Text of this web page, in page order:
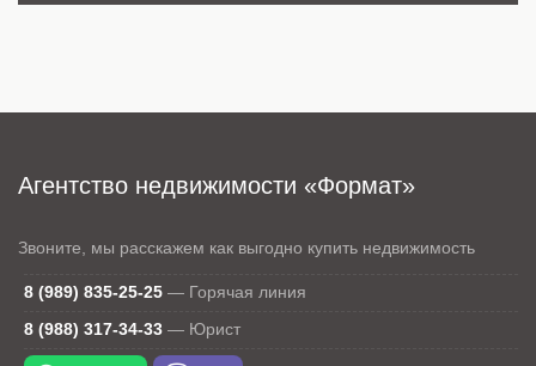
Агентство недвижимости «Формат»
Звоните, мы расскажем как выгодно купить недвижимость
8 (989) 835-25-25 — Горячая линия
8 (988) 317-34-33 — Юрист